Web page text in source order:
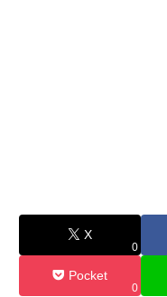
X
0
Pocket
0